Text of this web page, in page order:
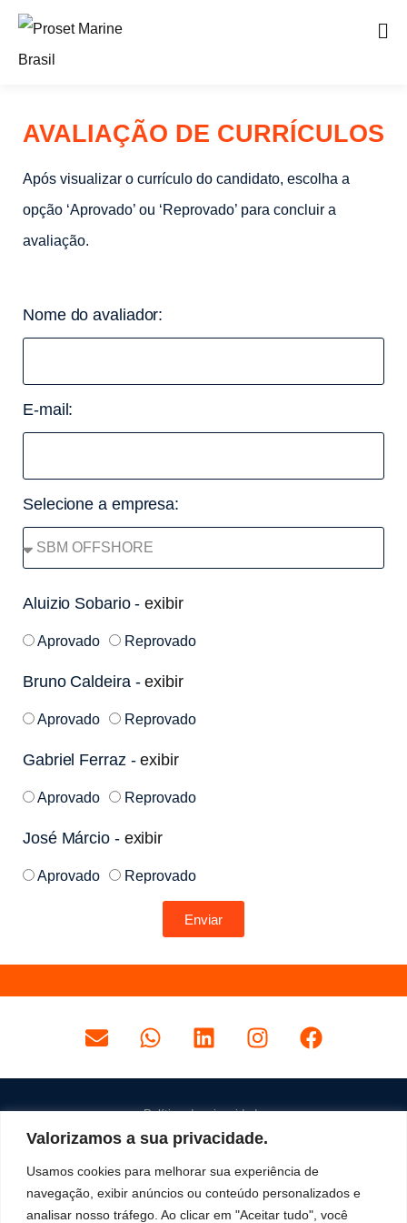
Valorizamos a sua privacidade.
Usamos cookies para melhorar sua experiência de
navegação, exibir anúncios ou conteúdo personalizados e
analisar nosso tráfego. Ao clicar em "Aceitar tudo", você
AVALIAÇÃO DE CURRÍCULOS
Após visualizar o currículo do candidato, escolha a
opção ‘Aprovado’ ou ‘Reprovado’ para concluir a
avaliação.
Nome do avaliador:
E-mail:
Selecione a empresa:
Aluizio Sobario -exibir
Aprovado Reprovado
Bruno Caldeira -exibir
Aprovado Reprovado
Gabriel Ferraz -exibir
Aprovado Reprovado
José Márcio - exibir
Aprovado Reprovado
Enviar
Política de privacidade
Termos e Condições